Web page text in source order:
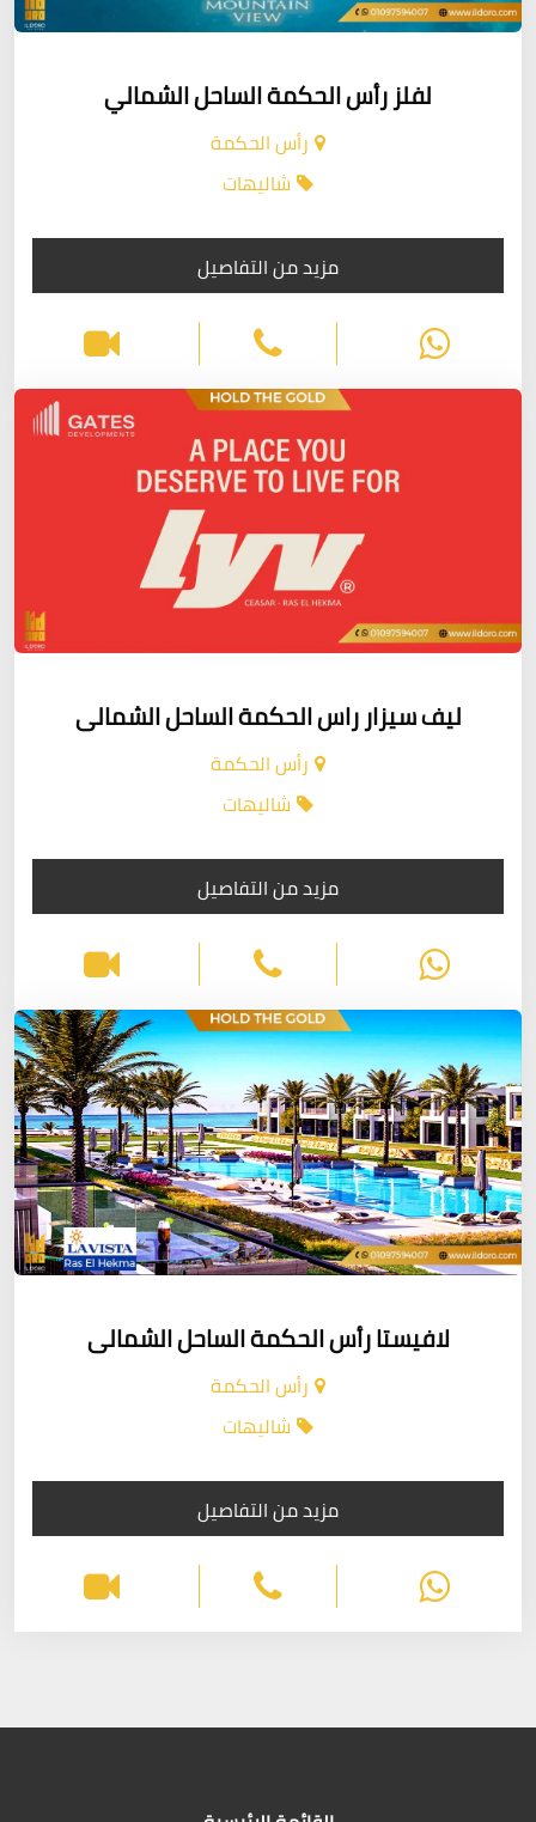
لفلز رأس الحكمة الساحل الشمالي
رأس الحكمة
شاليهات
مزيد من التفاصيل
ليف سيزار راس الحكمة الساحل الشمالى
رأس الحكمة
شاليهات
مزيد من التفاصيل
لافيستا رأس الحكمة الساحل الشمالى
رأس الحكمة
شاليهات
مزيد من التفاصيل